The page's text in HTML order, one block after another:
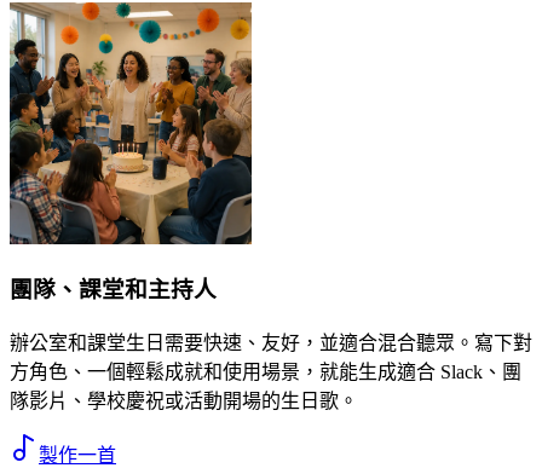
團隊、課堂和主持人
辦公室和課堂生日需要快速、友好，並適合混合聽眾。寫下對
方角色、一個輕鬆成就和使用場景，就能生成適合 Slack、團
隊影片、學校慶祝或活動開場的生日歌。
製作一首